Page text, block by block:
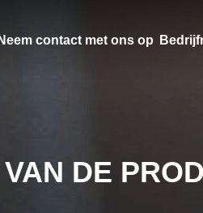
Neem contact met ons op
DE